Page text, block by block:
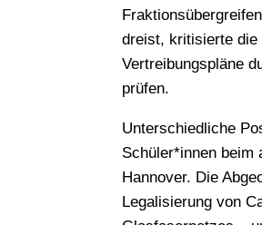
dreist, kritisierte die
Vertreibungspläne
prüfen.
Unterschiedliche
Schüler*innen beim
Hannover. Die
Legalisierung von